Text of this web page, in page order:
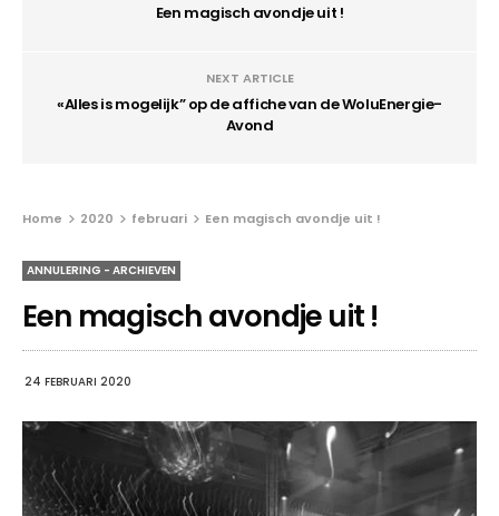
Een magisch avondje uit !
NEXT ARTICLE
«Alles is mogelijk” op de affiche van de WoluEnergie-
Avond
Home 2020 februari Een magisch avondje uit !
ANNULERING - ARCHIEVEN
Een magisch avondje uit !
24 FEBRUARI 2020